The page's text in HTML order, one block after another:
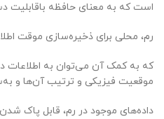
است که به معنای حافظه
رم، محلی برای ذخیره‌سازی موقت
که به کمک آن می‌توان به اطلاعات
موقعیت فیزیکی و ترتیب آن‌ها و
داده‌های موجود در رم، قابل پاک